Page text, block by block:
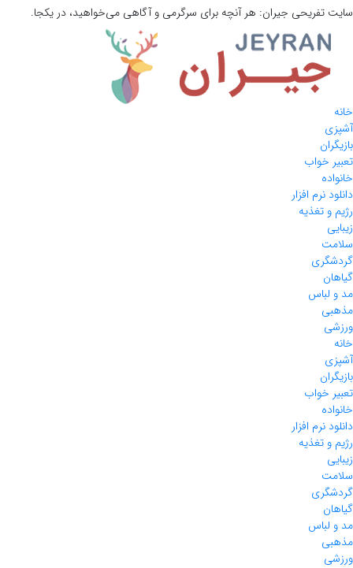
سایت تفریحی جیران: هر آنچه برای سرگرمی و آگاهی می‌خواهید، در یکجا.
خانه
آشپزی
بازیگران
تعبیر خواب
خانواده
دانلود نرم افزار
رژیم و تغذیه
زیبایی
سلامت
گردشگری
گیاهان
مد و لباس
مذهبی
ورزشی
خانه
آشپزی
بازیگران
تعبیر خواب
خانواده
دانلود نرم افزار
رژیم و تغذیه
زیبایی
سلامت
گردشگری
گیاهان
مد و لباس
مذهبی
ورزشی